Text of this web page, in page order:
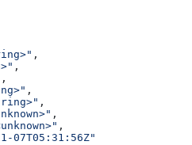
,
,
,
,
,
,
,
07T05:31:56Z"